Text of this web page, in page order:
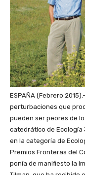
ESPAÑA (Febrero
perturbaciones que
pueden ser peores de
catedrático de Ecología
en la categoría de
Premios Fronteras del
ponía de manifiesto la